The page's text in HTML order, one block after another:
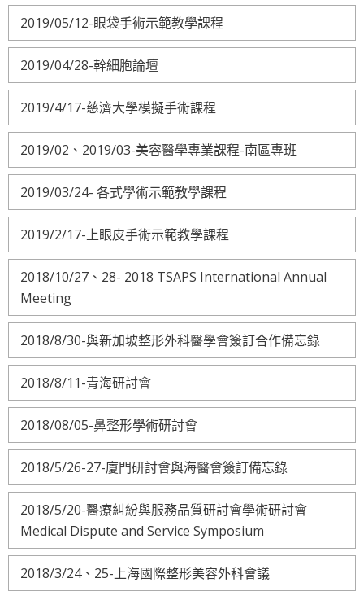
2019/05/12-眼袋手術示範教學課程
2019/04/28-幹細胞論壇
2019/4/17-慈濟大學模擬手術課程
2019/02、2019/03-美容醫學專業課程-南區專班
2019/03/24- 各式學術示範教學課程
2019/2/17-上眼皮手術示範教學課程
2018/10/27、28- 2018 TSAPS International Annual
Meeting
2018/8/30-與新加坡整形外科醫學會簽訂合作備忘錄
2018/8/11-青海研討會
2018/08/05-鼻整形學術研討會
2018/5/26-27-廈門研討會與海醫會簽訂備忘錄
2018/5/20-醫療糾紛與服務品質研討會學術研討會
Medical Dispute and Service Symposium
2018/3/24、25-上海國際整形美容外科會議